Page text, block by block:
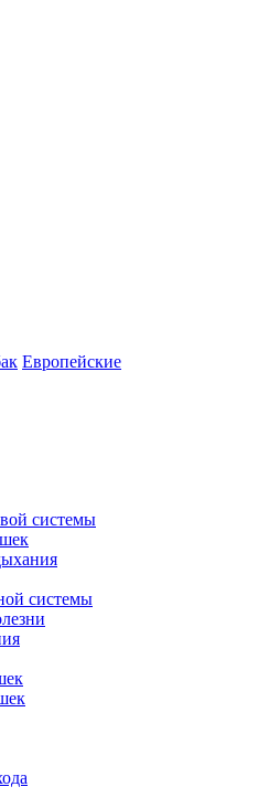
Европейские
системы
системы